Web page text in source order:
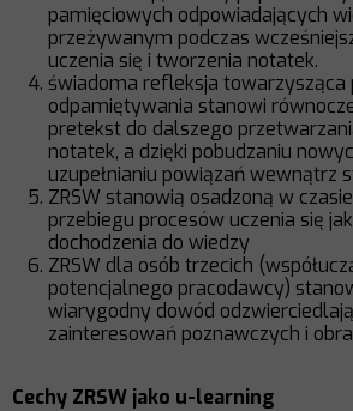
pamięciowych odpowiadających
przeżywanym podczas
uczenia się i tworzenia notatek.
świadoma refleksja towarzysząca
odpamiętywania stanowi
pretekst do dalszego
notatek, a dzięki pobudzaniu
uzupełnianiu powiązań wewnątrz
ZRSW stanowią osadzoną w
przebiegu procesów uczenia się
dochodzenia do wiedzy
ZRSW dla osób trzecich
potencjalnego pracodawcy)
wiarygodny dowód
zainteresowań poznawczych i
Cechy ZRSW jako u-learning